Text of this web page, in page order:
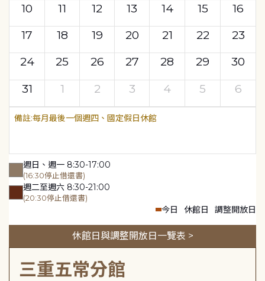
10
11 12 13 14 15
16
17
18 19 20 21 22
23
24
25 26 27 28 29
30
31
1 2 3 4 5 6
每月最後一個週四、國定假日休館
週日、週一 8:30-17:00
(16:30停止借還書)
週二至週六 8:30-21:00
(20:30停止借還書)
今日 休館日 調整開放日
休館日與調整開放日一覽表 >
三重五常分館